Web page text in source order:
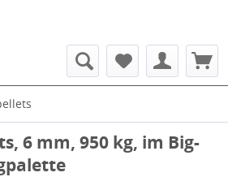
6 mm, 950 kg, im Big-